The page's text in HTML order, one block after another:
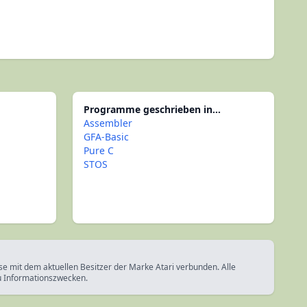
Programme geschrieben in...
Assembler
GFA-Basic
Pure C
STOS
mit dem aktuellen Besitzer der Marke Atari verbunden. Alle
Informationszwecken.